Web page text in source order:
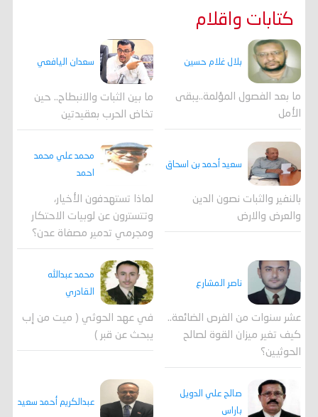
كتابات واقلام
بلال غلام حسين
ما بعد الفصول المؤلمة..يبقى
الأمل
سعدان اليافعي
ما بين الثبات والانبطاح.. حين
تخاض الحرب بعقيدتين
سعيد أحمد بن اسحاق
بالنفير والثبات نصون الدين
والعرض والارض
محمد علي محمد
احمد
لماذا تستهدفون الأخيار،
وتتسترون عن لوبيات الاحتكار
ومجرمي تدمير مصفاة عدن؟
ناصر المشارع
عشر سنوات من الفرص الضائعة..
كيف تغير ميزان القوة لصالح
الحوثيين؟
محمد عبدالله
القادري
في عهد الحوثي ( ميت من إب
يبحث عن قبر )
صالح علي الدويل
باراس
عبدالكريم أحمد سعيد